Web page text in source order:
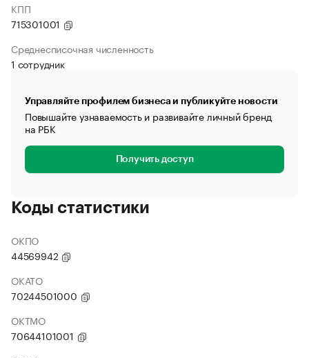
КПП
715301001
Среднесписочная численность
1 сотрудник
Управляйте профилем бизнеса и публикуйте новости
Повышайте узнаваемость и развивайте личный бренд
на РБК
Получить доступ
Коды статистики
ОКПО
44569942
ОКАТО
70244501000
ОКТМО
70644101001